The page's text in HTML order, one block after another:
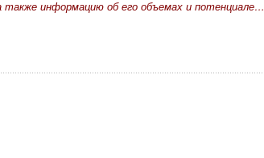
также информацию об его объемах и потенциале…